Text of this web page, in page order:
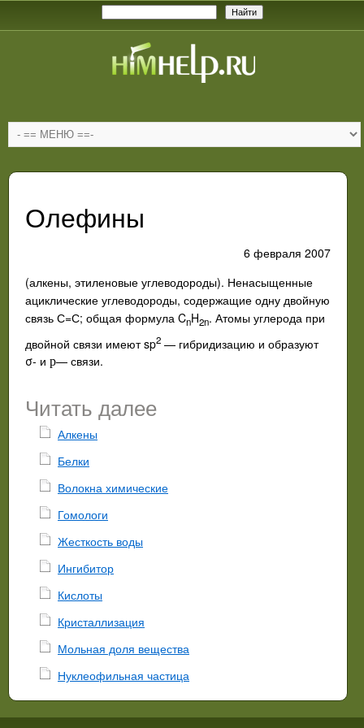
Олефины
6 февраля 2007
(алкены, этиленовые углеводороды). Ненасыщенные
ациклические углеводороды, содержащие одну двойную
связь С=С; общая формула CnH2n. Атомы углерода при
двойной связи имеют sp2 — гибридизацию и образуют
σ- и p— связи.
Читать далее
Алкены
Белки
Волокна химические
Гомологи
Жесткость воды
Ингибитор
Кислоты
Кристаллизация
Мольная доля вещества
Нуклеофильная частица